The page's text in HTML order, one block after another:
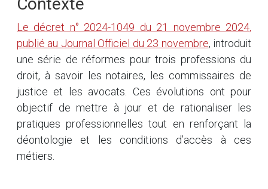
Le décret n° 2024-1049 du 21 novembre 2024,
publié au Journal Officiel du 23 novembre, introduit
une série de réformes pour trois professions du
droit, à savoir les notaires, les commissaires de
justice et les avocats. Ces évolutions ont pour
objectif de mettre à jour et de rationaliser les
pratiques professionnelles tout en renforçant la
déontologie et les conditions d’accès à ces
métiers.